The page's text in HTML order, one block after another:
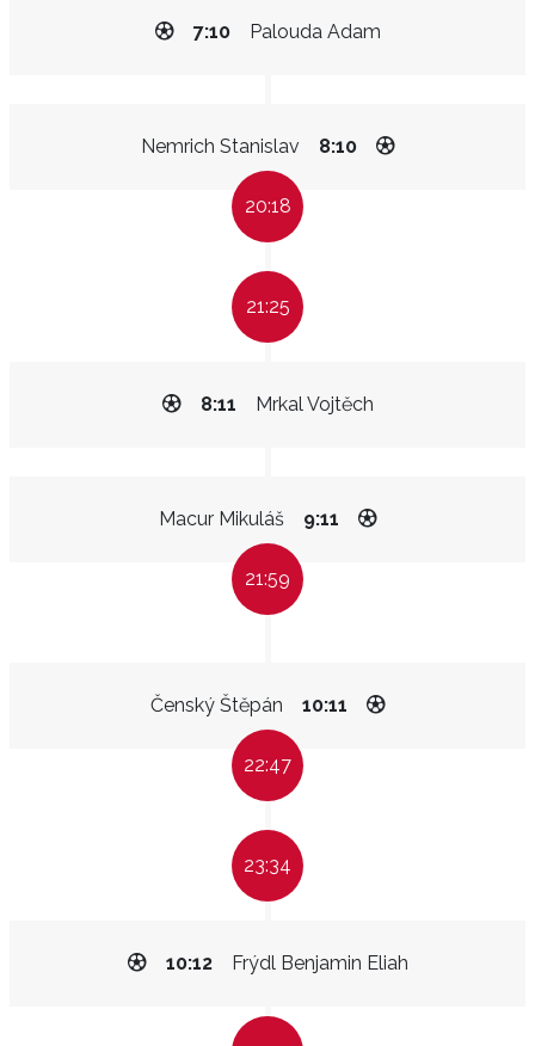
Palouda Adam
7:10
Nemrich Stanislav 8:10
20:18
21:25
Mrkal Vojtěch
8:11
Macur Mikuláš 9:11
21:59
Čenský Štěpán 10:11
22:47
23:34
Frýdl Benjamin Eliah
10:12